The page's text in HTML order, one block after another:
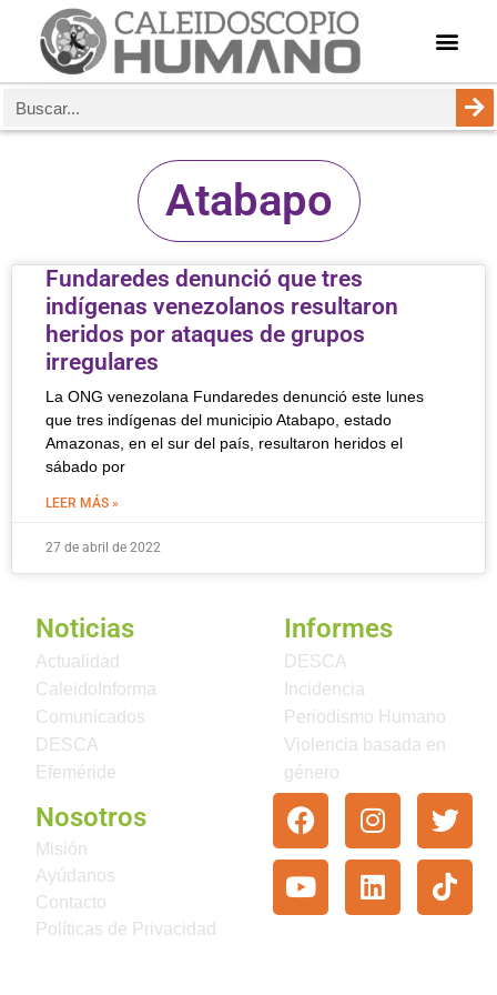
Atabapo
Fundaredes denunció que tres
indígenas venezolanos resultaron
heridos por ataques de grupos
irregulares
La ONG venezolana Fundaredes denunció este lunes
que tres indígenas del municipio Atabapo, estado
Amazonas, en el sur del país, resultaron heridos el
sábado por
LEER MÁS »
27 de abril de 2022
Noticias
Actualidad
CaleidoInforma
Comunicados
DESCA
Efeméride
Informes
DESCA
Incidencia
Periodismo Humano
Violencia basada en
género
Nosotros
Misión
Ayúdanos
Contacto
Políticas de Privacidad